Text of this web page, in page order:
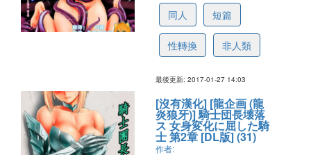
同人 短篇
性轉換 非人類
最後更新: 2017-01-27 14:03
[沒有漢化] [龍企画 (龍
炎狼牙)] 騎士団長壊落
ス 女身変化に屈した騎
士 第2章 [DL版] (31)
作者: